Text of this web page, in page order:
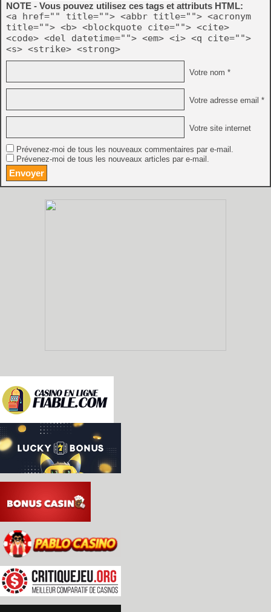
NOTE - Vous pouvez utilisez ces tags et attributs HTML:
<a href="" title=""> <abbr title=""> <acronym
title=""> <b> <blockquote cite=""> <cite>
<code> <del datetime=""> <em> <i> <q cite="">
<s> <strike> <strong>
Votre nom *
Votre adresse email *
Votre site internet
Prévenez-moi de tous les nouveaux commentaires par e-mail.
Prévenez-moi de tous les nouveaux articles par e-mail.